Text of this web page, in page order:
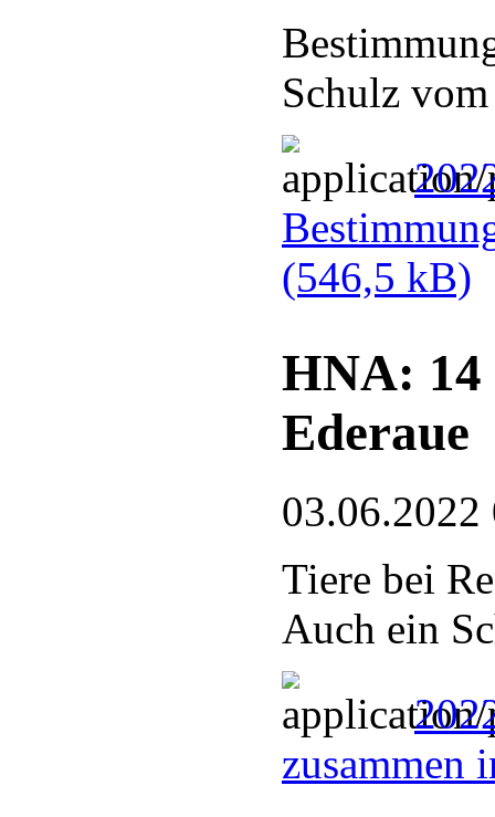
Schulz
(546,5 kB)
HNA: 14
Ederaue
03.06.2022
Tiere bei
Auch ein
zusammen